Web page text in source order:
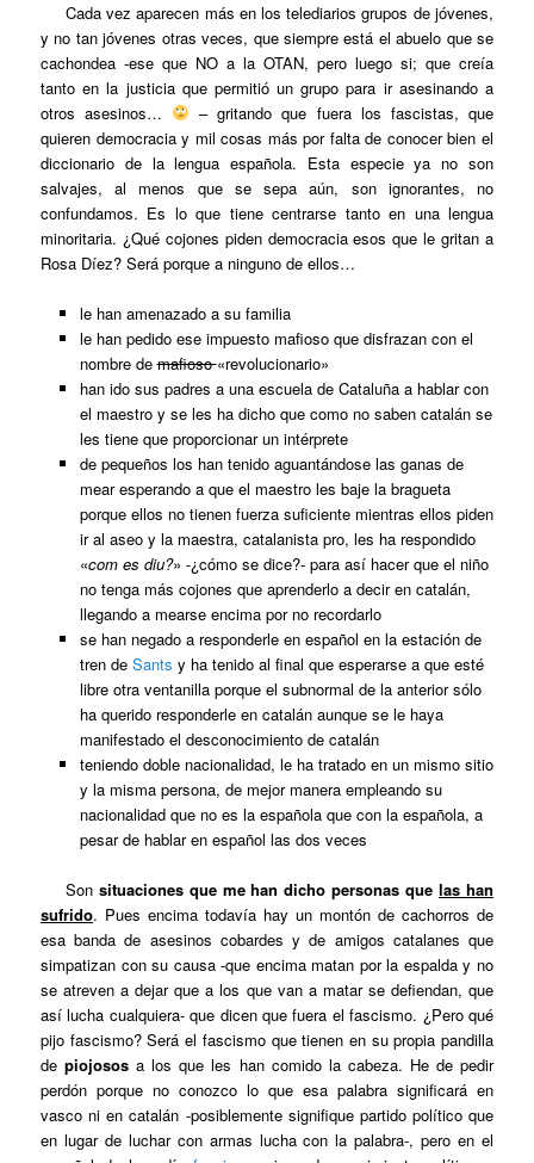
Cada vez aparecen más en los telediarios grupos de jóvenes,
y no tan jóvenes otras veces, que siempre está el abuelo que se
cachondea -ese que NO a la OTAN, pero luego si; que creía
tanto en la justicia que permitió un grupo para ir asesinando a
otros asesinos…
– gritando que fuera los fascistas, que
quieren democracia y mil cosas más por falta de conocer bien el
diccionario de la lengua española. Esta especie ya no son
salvajes, al menos que se sepa aún, son ignorantes, no
confundamos. Es lo que tiene centrarse tanto en una lengua
minoritaria. ¿Qué cojones piden democracia esos que le gritan a
Rosa Díez? Será porque a ninguno de ellos…
le han amenazado a su familia
le han pedido ese impuestomafioso que disfrazan con el
nombre demafioso«revolucionario»
han ido sus padres a una escuela de Cataluña a hablar con
el maestro y se les ha dicho que como no saben catalán se
les tiene que proporcionar un intérprete
de pequeños los han tenido aguantándose las ganas de
mear esperando a que el maestro les baje la bragueta
porque ellos no tienen fuerza suficiente mientras ellos piden
ir al aseo y la maestra, catalanista pro, les ha respondido
«com es diu?» -¿cómo se dice?- para así hacer que el niño
no tenga más cojones que aprenderlo a decir en catalán,
llegando a mearse encima por no recordarlo
se han negado a responderle en español en la estación de
tren de Sants y ha tenido al final que esperarse a que esté
libre otra ventanilla porque el subnormal de la anterior sólo
ha querido responderle en catalán aunque se le haya
manifestado el desconocimiento de catalán
teniendo doble nacionalidad, le ha tratado en un mismo sitio
y la misma persona, de mejor manera empleando su
nacionalidad que no es la española que con la española, a
pesar de hablar en español las dos veces
Son situaciones que me han dicho personas quelas han
sufrido. Pues encima todavía hay un montón de cachorros de
esa banda de asesinos cobardes y de amigos catalanes que
simpatizan con su causa -que encima matan por la espalda y no
se atreven a dejar que a los que van a matar se defiendan, que
así lucha cualquiera- que dicen que fuera el fascismo. ¿Pero qué
pijo fascismo? Será el fascismo que tienen en su propia pandilla
depiojosos a los que les han comido la cabeza. He de pedir
perdón porque no conozco lo que esa palabra significará en
vasco ni en catalán -posiblemente signifique partido político que
en lugar de luchar con armas lucha con la palabra-, pero en el